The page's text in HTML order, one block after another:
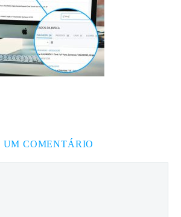
UM COMENTÁRIO